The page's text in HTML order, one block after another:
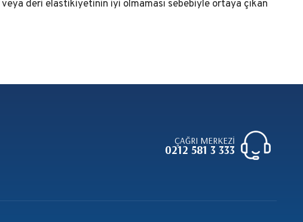
deri elastikiyetinin iyi olmaması sebebiyle ortaya çıkan
ÇAĞRI MERKEZİ
0212 581 3 333